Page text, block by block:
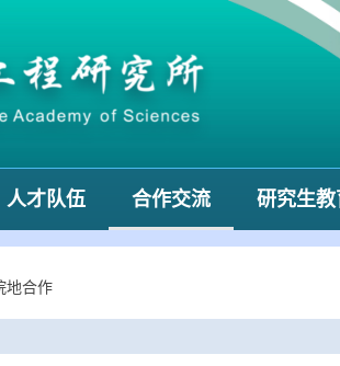
人才队伍 合作交流 研究生教
地合作